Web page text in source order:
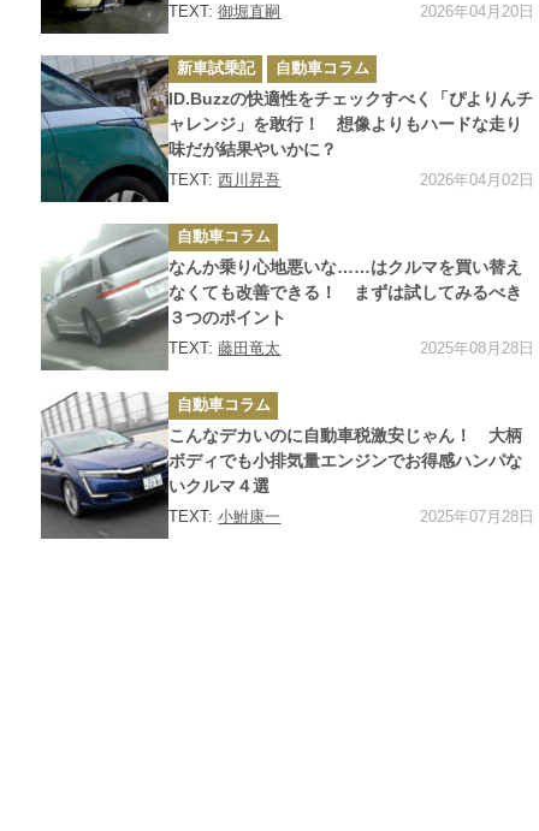
TEXT:御堀直嗣 2026年04月20日
カ
テ
ゴ
リ
ー
新車試乗記 自動車コラム
ID.Buzzの快適性をチェックすべく「ぴよりんチ
ャレンジ」を敢行！ 想像よりもハードな走り
味だが結果やいかに？
TEXT:西川昇吾 2026年04月02日
カ
テ
ゴ
リ
ー
自動車コラム
なんか乗り心地悪いな……はクルマを買い替え
なくても改善できる！ まずは試してみるべき
３つのポイント
TEXT:藤田竜太 2025年08月28日
カ
テ
ゴ
リ
ー
自動車コラム
こんなデカいのに自動車税激安じゃん！ 大柄
ボディでも小排気量エンジンでお得感ハンパな
いクルマ４選
TEXT:小鮒康一 2025年07月28日